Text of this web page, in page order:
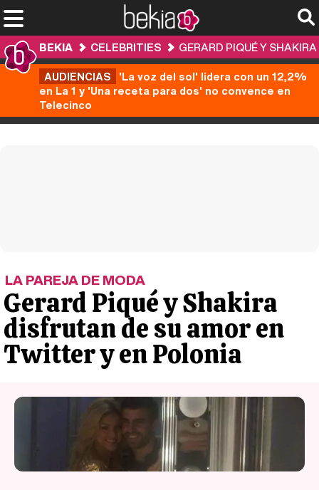
BEKIA CELEBRITIES
GERARD PIQUÉ Y
AUDIENCIAS 'La voz del sol' lidera con un 12,2%
en La 1 y 'Una receta para dos' no convence en
Telecinco
LA PAREJA DE MODA
Gerard Piqué y Shakira
disfrutan de su amor en
Twitter y en Polonia